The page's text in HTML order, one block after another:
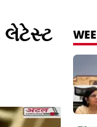
લેટેસ્ટ